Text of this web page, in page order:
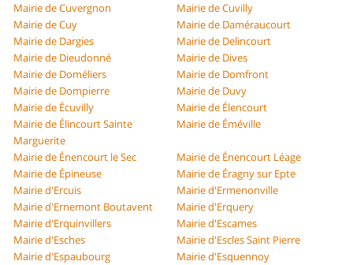
Mairie de Cuvergnon
Mairie de Cuvilly
Mairie de Cuy
Mairie de Daméraucourt
Mairie de Dargies
Mairie de Delincourt
Mairie de Dieudonné
Mairie de Dives
Mairie de Doméliers
Mairie de Domfront
Mairie de Dompierre
Mairie de Duvy
Mairie de Écuvilly
Mairie de Élencourt
Mairie de Élincourt Sainte
Marguerite
Mairie de Éméville
Mairie de Énencourt le Sec
Mairie de Énencourt Léage
Mairie de Épineuse
Mairie de Éragny sur Epte
Mairie d'Ercuis
Mairie d'Ermenonville
Mairie d'Ernemont Boutavent
Mairie d'Erquery
Mairie d'Erquinvillers
Mairie d'Escames
Mairie d'Esches
Mairie d'Escles Saint Pierre
Mairie d'Espaubourg
Mairie d'Esquennoy